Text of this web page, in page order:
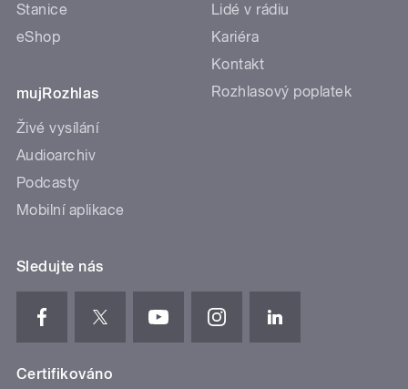
Stanice
eShop
mujRozhlas
Živé vysílání
Audioarchiv
Podcasty
Mobilní aplikace
Lidé v rádiu
Kariéra
Kontakt
Rozhlasový poplatek
Sledujte nás
Certifikováno